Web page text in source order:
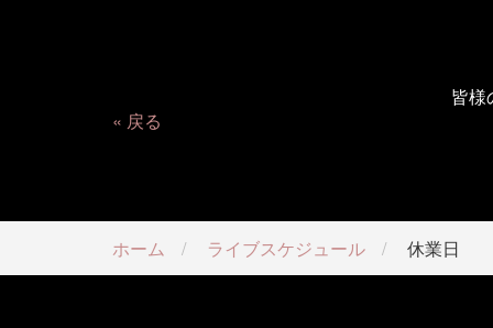
皆様
戻る
ホーム ライブスケジュール 休業日